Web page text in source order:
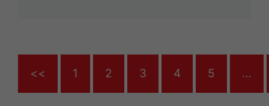
<< 1 2 3 4 5 …